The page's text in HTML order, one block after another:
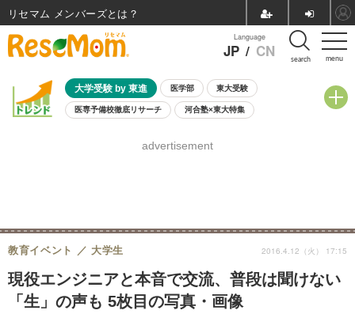
menu
Language
JP / CN search
大学受験 by 東進 医学部 東大受験
医専予備校徹底リサーチ 河合塾×東大特集
8月開催学校説明会・相談会
advertisement
現役エンジニアと本音で交流、普段は聞けない
「生」の声も 5枚目の写真・画像
教育イベント 大学生 2016.4.12（火） 17:15
リセマム メンバーズ